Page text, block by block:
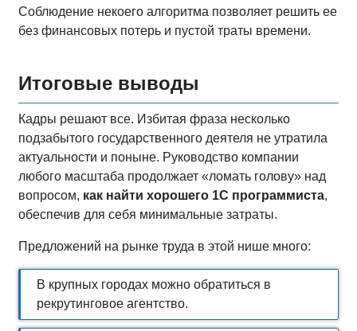
Соблюдение некоего алгоритма позволяет решить ее
без финансовых потерь и пустой траты времени.
Итоговые выводы
Кадры решают все. Избитая фраза несколько
подзабытого государственного деятеля не утратила
актуальности и поныне. Руководство компании
любого масштаба продолжает «ломать голову» над
вопросом, как найти хорошего 1С программиста,
обеспечив для себя минимальные затраты.
Предложений на рынке труда в этой нише много:
В крупных городах можно обратиться в
рекрутинговое агентство.